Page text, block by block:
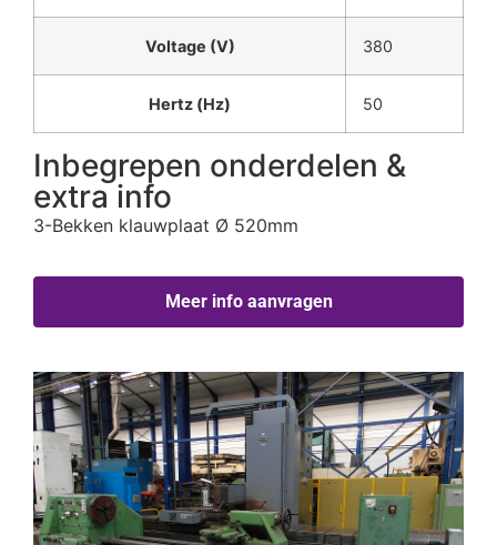
Voltage (V) 380
Hertz (Hz) 50
Inbegrepen onderdelen &
extra info
3-Bekken klauwplaat Ø 520mm
Meer info aanvragen